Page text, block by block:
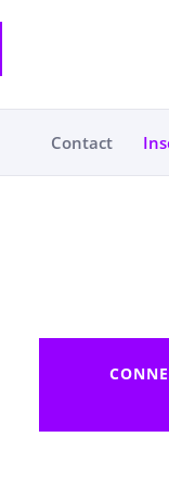
Contact